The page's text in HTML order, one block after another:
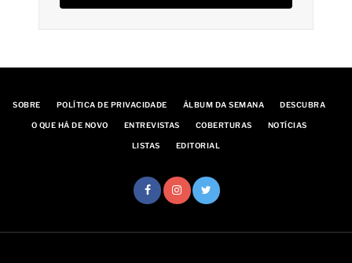
SOBRE POLÍTICA DE PRIVACIDADE ÁLBUM DA SEMANA DESCUBRA
O QUE HÁ DE NOVO ENTREVISTAS COBERTURAS NOTÍCIAS
LISTAS EDITORIAL